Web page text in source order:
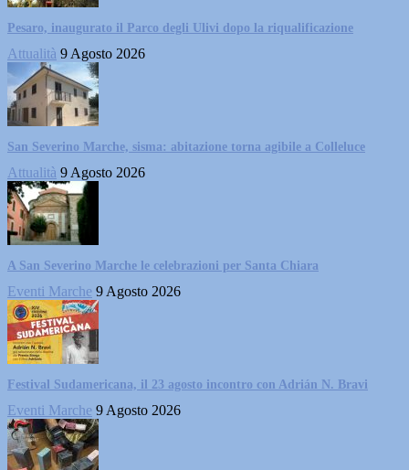
Pesaro, inaugurato il Parco degli Ulivi dopo la riqualificazione
Attualità 9 Agosto 2026
San Severino Marche, sisma: abitazione torna agibile a Colleluce
Attualità 9 Agosto 2026
A San Severino Marche le celebrazioni per Santa Chiara
Eventi Marche 9 Agosto 2026
Festival Sudamericana, il 23 agosto incontro con Adrián N. Bravi
Eventi Marche 9 Agosto 2026